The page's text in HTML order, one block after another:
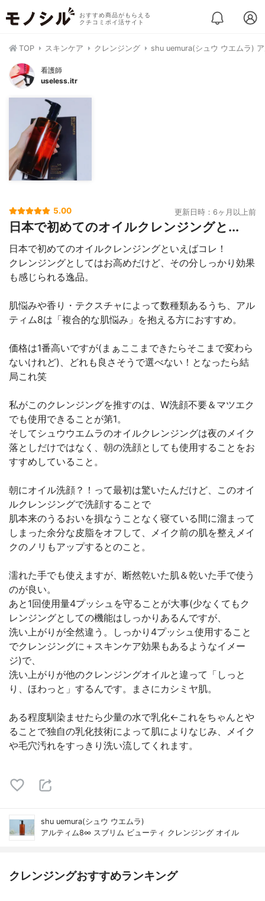
おすすめ商品がもらえる
クチコミポイ活サイト
TOP スキンケア クレンジング shu uemura(シュウ ウエムラ)
看護師
useless.itr
5.00 更新日時：6ヶ月以上前
日本で初めてのオイルクレンジングと...
日本で初めてのオイルクレンジングといえばコレ！
クレンジングとしてはお高めだけど、その分しっかり効果
も感じられる逸品。
肌悩みや香り・テクスチャによって数種類あるうち、アル
ティム8は「複合的な肌悩み」を抱える方におすすめ。
価格は1番高いですが(まぁここまできたらそこまで変わら
ないけれど)、どれも良さそうで選べない！となったら結
局これ笑
私がこのクレンジングを推すのは、W洗顔不要＆マツエク
でも使用できることが第1。
そしてシュウウエムラのオイルクレンジングは夜のメイク
落としだけではなく、朝の洗顔としても使用することをお
すすめしていること。
朝にオイル洗顔？！って最初は驚いたんだけど、このオイ
ルクレンジングで洗顔することで
肌本来のうるおいを損なうことなく寝ている間に溜まって
しまった余分な皮脂をオフして、メイク前の肌を整えメイ
クのノリもアップするとのこと。
濡れた手でも使えますが、断然乾いた肌＆乾いた手で使う
のが良い。
あと1回使用量4プッシュを守ることが大事(少なくてもク
レンジングとしての機能はしっかりあるんですが、
洗い上がりが全然違う。しっかり4プッシュ使用すること
でクレンジングに＋スキンケア効果もあるようなイメー
ジ)で、
洗い上がりが他のクレンジングオイルと違って「しっと
り、ほわっと」するんです。まさにカシミヤ肌。
ある程度馴染ませたら少量の水で乳化←これをちゃんとや
ることで独自の乳化技術によって肌によりなじみ、メイク
や毛穴汚れをすっきり洗い流してくれます。
shu uemura(シュウ ウエムラ)
アルティム8∞ スブリム ビューティ クレンジング オイル
クレンジングおすすめランキング